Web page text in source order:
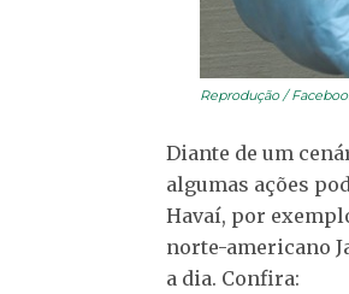
Reprodução /
Diante de um
algumas ações
Havaí, por
norte-americano
a dia. Confira: